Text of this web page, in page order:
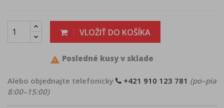
VLOŽIŤ DO KOŠÍKA
 Posledné kusy v sklade
Alebo objednajte telefonicky +421 910 123 781 (po–pia
8:00–15:00)